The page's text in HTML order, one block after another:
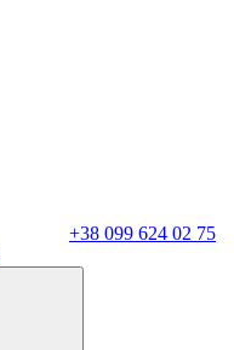
+38 099 624 02 75